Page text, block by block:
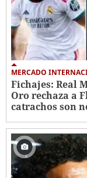
MERCADO
Fichajes: Real
Oro rechaza a
catrachos son